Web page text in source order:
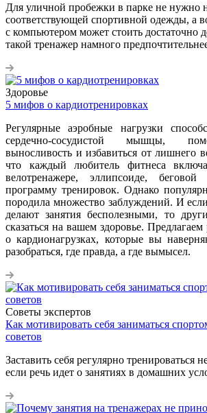
Для уличной пробежки в парке не нужно
соответствующей спортивной одежды, а
с компьютером может стоить достаточно
такой тренажер намного
Здоровье
5 мифов о кардиотренировках
Регулярные аэробные нагрузки
сердечно-сосудистой мышцы,
выносливость и избавиться от лишнего
что каждый любитель фитнеса
велотренажере, эллипсоиде,
программу тренировок. Однако
породила множество заблуждений. И
делают занятия бесполезными, то
сказаться на вашем здоровье.
о кардионагрузках, которые вы
разобраться, где правда, а где вымысел.
Советы экспертов
Как мотивировать себя заниматься
советов
Заставить себя регулярно тренироваться
если речь идет о занятиях в домашних